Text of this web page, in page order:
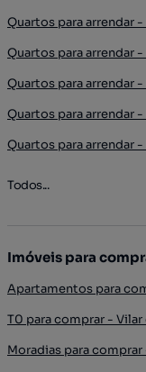
Quartos para arrendar
Quartos para arrendar
Quartos para arrendar
Quartos para arrendar
Quartos para arrendar
Todos...
Imóveis para
Apartamentos para
T0 para comprar -
Moradias para